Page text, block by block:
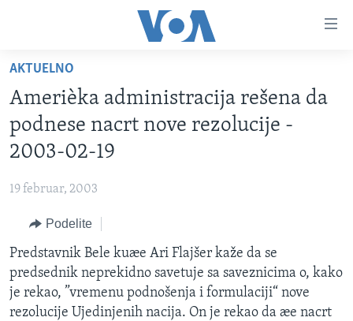
glavni
sadržaj
na
glavnu
Idi
pretragu
NASLOVNA
RUBRIKE
AMERIKA
GLOBALNE TEME
EKONOMIJA
NAUKA I TEHNOLOGIJA
MEDICINA
KULTURA
TV PROGRAM
IZ AMERIKE
Learning English
PRATITE NAS
Jezici
AKTUELNO
Amerièka administracija rešena da
podnese nacrt nove rezolucije -
2003-02-19
19 februar, 2003
Podelite
Predstavnik Bele kuæe Ari Flajšer kaže da se
predsednik neprekidno savetuje sa saveznicima o, kako
je rekao, ”vremenu podnošenja i formulaciji“ nove
rezolucije Ujedinjenih nacija. On je rekao da æe nacrt